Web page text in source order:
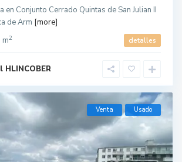
en Conjunto Cerrado Quintas de San Julian II
de Arm [more]
m2 detalles
HLINCOBER
Venta Usado